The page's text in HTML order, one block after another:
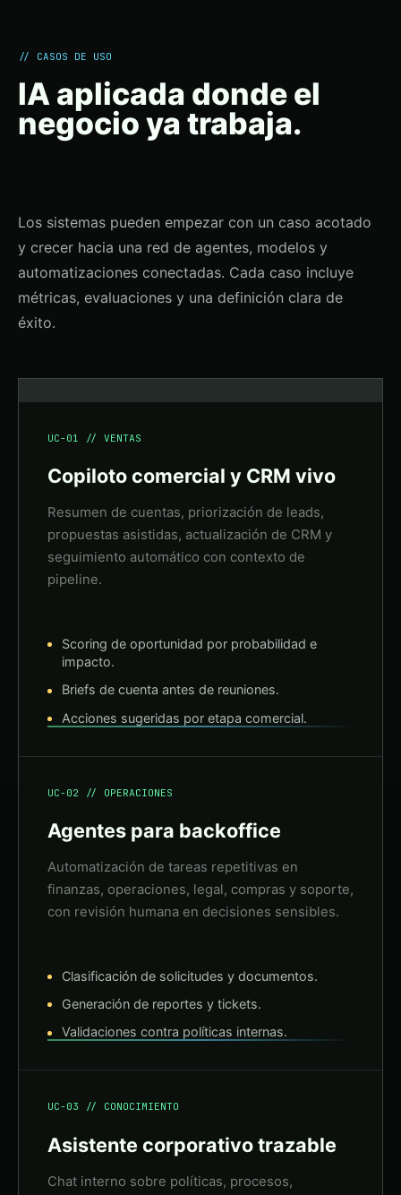
// CASOS DE USO
IA aplicada donde el
negocio ya trabaja.
Los sistemas pueden empezar con un caso acotado
y crecer hacia una red de agentes, modelos y
automatizaciones conectadas. Cada caso incluye
métricas, evaluaciones y una definición clara de
éxito.
UC-01 // VENTAS
Copiloto comercial y CRM vivo
Resumen de cuentas, priorización de leads,
propuestas asistidas, actualización de CRM y
seguimiento automático con contexto de
pipeline.
Scoring de oportunidad por probabilidad e
impacto.
Briefs de cuenta antes de reuniones.
Acciones sugeridas por etapa comercial.
UC-02 // OPERACIONES
Agentes para backoffice
Automatización de tareas repetitivas en
finanzas, operaciones, legal, compras y soporte,
con revisión humana en decisiones sensibles.
Clasificación de solicitudes y documentos.
Generación de reportes y tickets.
Validaciones contra políticas internas.
UC-03 // CONOCIMIENTO
Asistente corporativo trazable
Chat interno sobre políticas, procesos,